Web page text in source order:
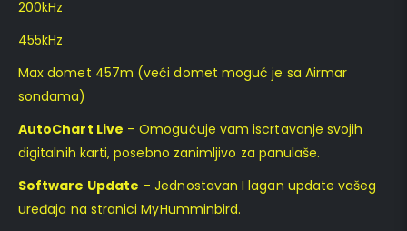
200kHz
455kHz
Max domet 457m (veći domet moguć je sa Airmar
sondama)
AutoChart Live – Omogućuje vam iscrtavanje svojih
digitalnih karti, posebno zanimljivo za panulaše.
Software Update – Jednostavan I lagan update vašeg
uređaja na stranici MyHumminbird.